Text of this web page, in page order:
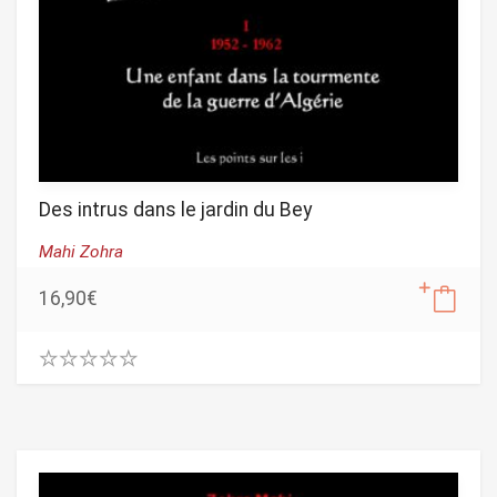
Des intrus dans le jardin du Bey
Mahi Zohra
16,90€